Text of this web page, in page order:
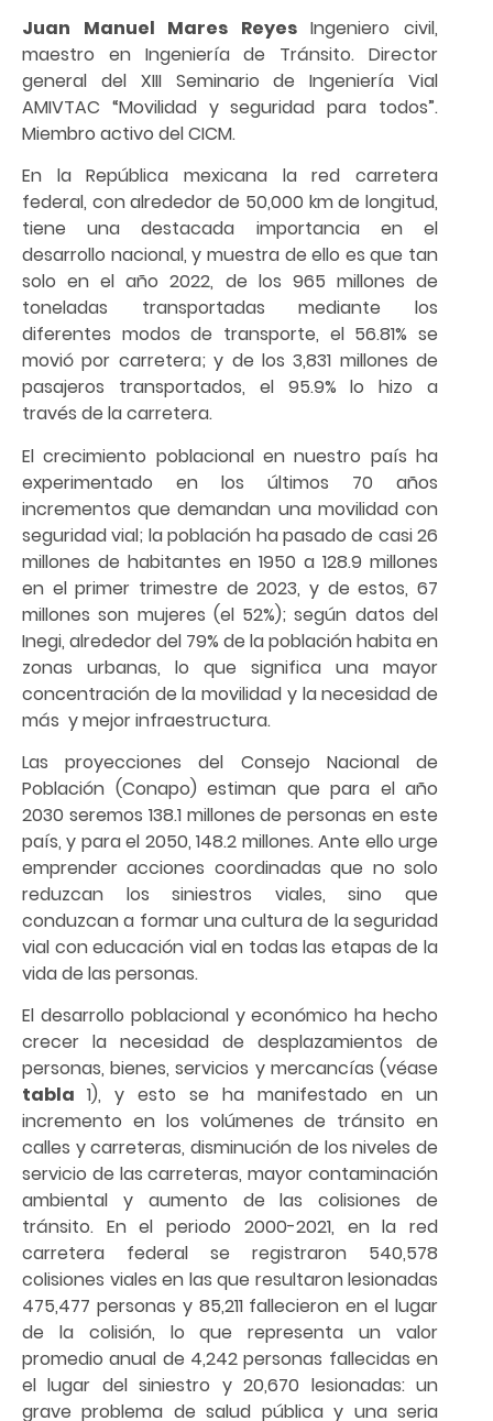
Juan Manuel Mares ReyesIngeniero civil,
maestro en Ingeniería de Tránsito. Director
general del XIII Seminario de Ingeniería Vial
AMIVTAC “Movilidad y seguridad para todos”.
Miembro activo del CICM.
En la República mexicana la red carretera
federal, con alrededor de 50,000 km de longitud,
tiene una destacada importancia en el
desarrollo nacional, y muestra de ello es que tan
solo en el año 2022, de los 965 millones de
toneladas transportadas mediante los
diferentes modos de transporte, el 56.81% se
movió por carretera; y de los 3,831 millones de
pasajeros transportados, el 95.9% lo hizo a
través de la carretera.
El crecimiento poblacional en nuestro país ha
experimentado en los últimos 70 años
incrementos que demandan una movilidad con
seguridad vial; la población ha pasado de casi 26
millones de habitantes en 1950 a 128.9 millones
en el primer trimestre de 2023, y de estos, 67
millones son mujeres (el 52%); según datos del
Inegi, alrededor del 79% de la población habita en
zonas urbanas, lo que significa una mayor
concentración de la movilidad y la necesidad de
más y mejor infraestructura.
Las proyecciones del Consejo Nacional de
Población (Conapo) estiman que para el año
2030 seremos 138.1 millones de personas en este
país, y para el 2050, 148.2 millones. Ante ello urge
emprender acciones coordinadas que no solo
reduzcan los siniestros viales, sino que
conduzcan a formar una cultura de la seguridad
vial con educación vial en todas las etapas de la
vida de las personas.
El desarrollo poblacional y económico ha hecho
crecer la necesidad de desplazamientos de
personas, bienes, servicios y mercancías (véase
tabla 1), y esto se ha manifestado en un
incremento en los volúmenes de tránsito en
calles y carreteras, disminución de los niveles de
servicio de las carreteras, mayor contaminación
ambiental y aumento de las colisiones de
tránsito. En el periodo 2000-2021, en la red
carretera federal se registraron 540,578
colisiones viales en las que resultaron lesionadas
475,477 personas y 85,211 fallecieron en el lugar
de la colisión, lo que representa un valor
promedio anual de 4,242 personas fallecidas en
el lugar del siniestro y 20,670 lesionadas: un
grave problema de salud pública y una seria